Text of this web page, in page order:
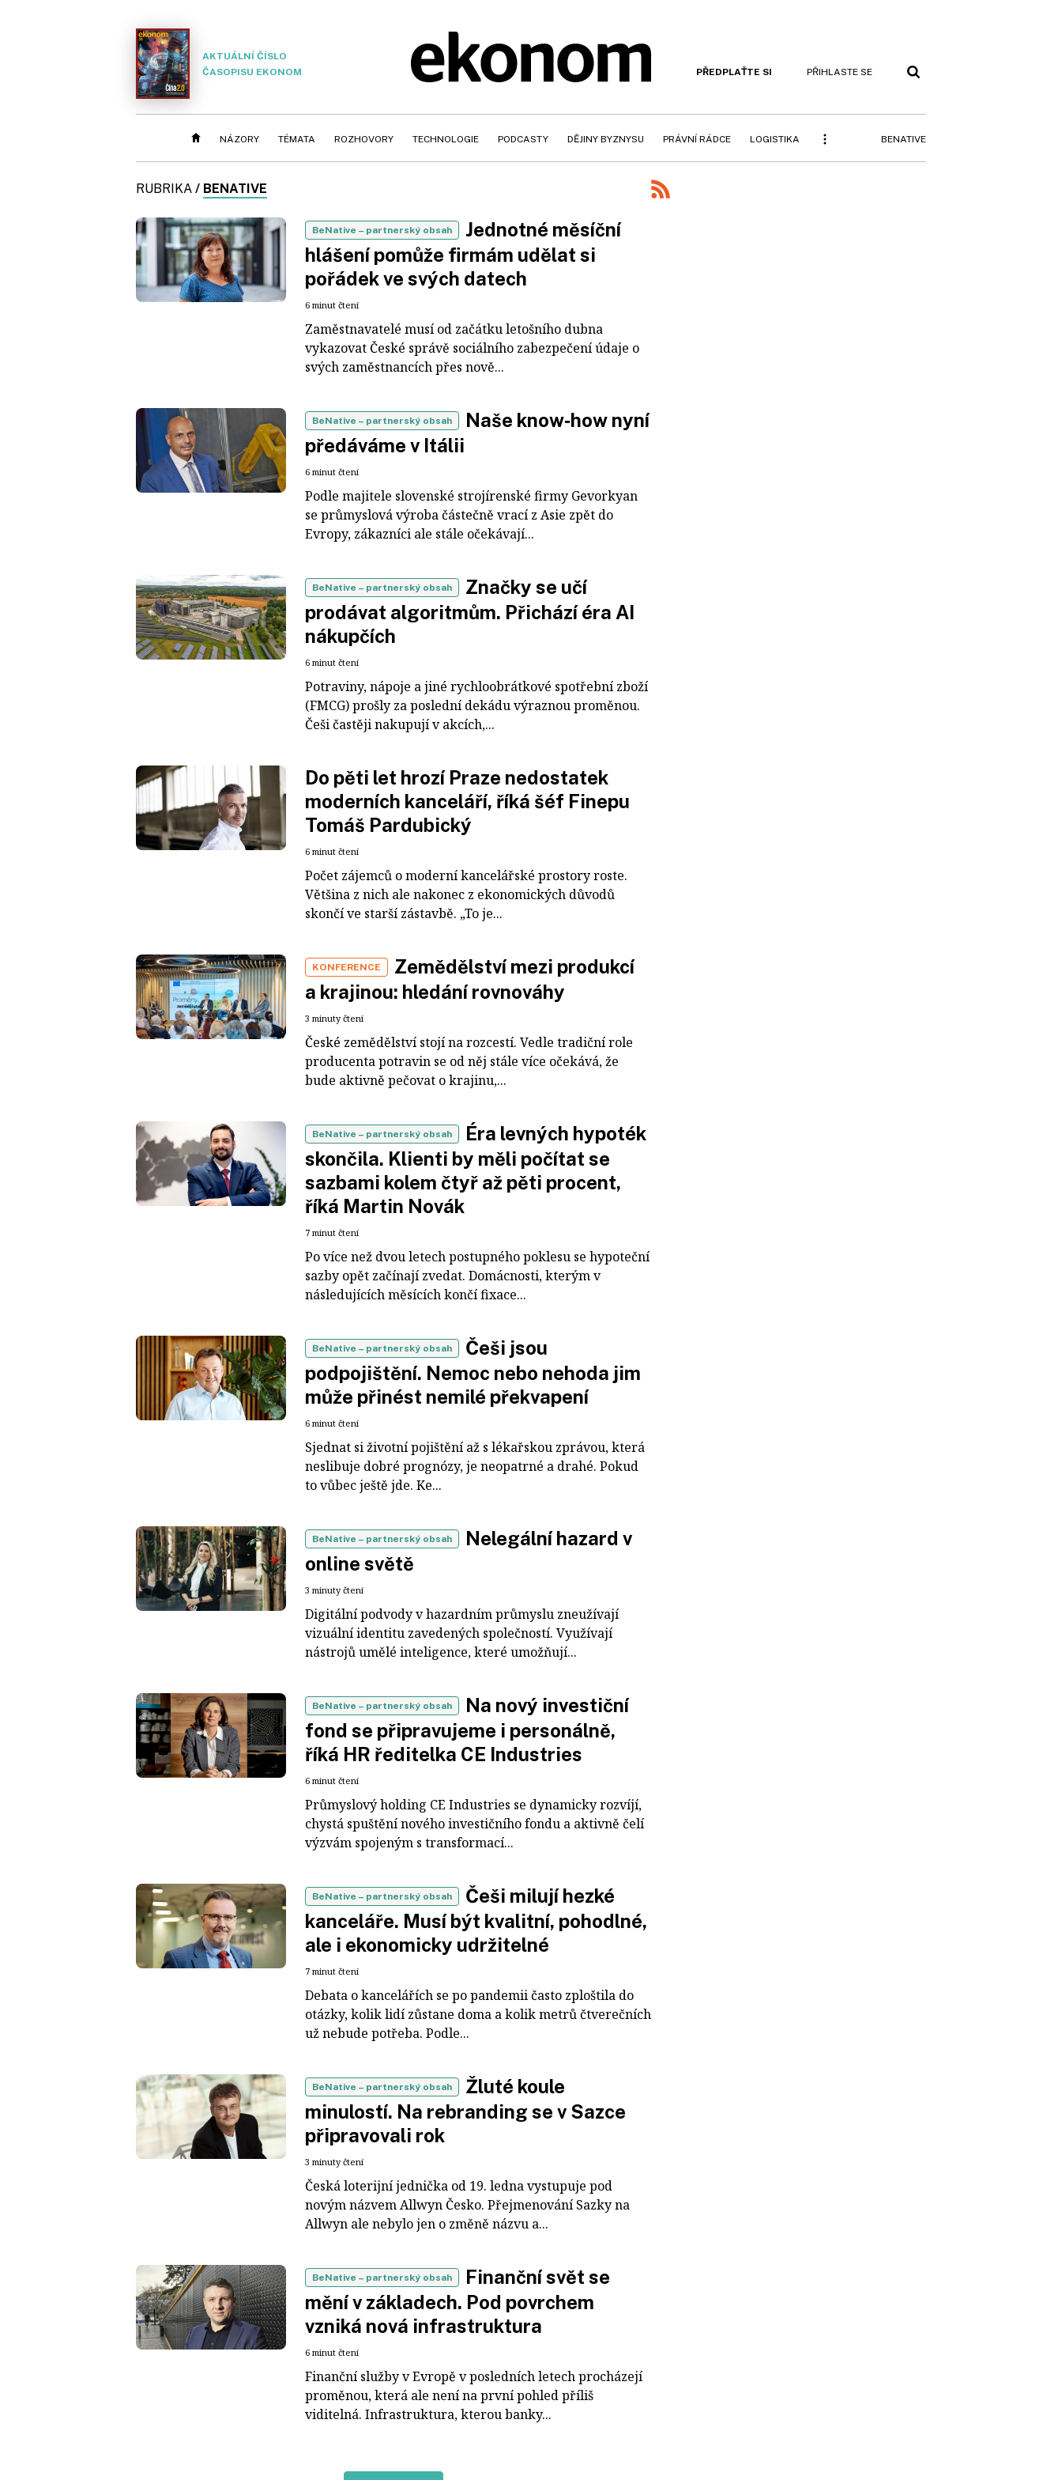
AKTUÁLNÍ ČÍSLO
ČASOPISU EKONOM
PŘEDPLAŤTE SI PŘIHLASTE SE
NÁZORY TÉMATA ROZHOVORY TECHNOLOGIE PODCASTY DĚJINY BYZNYSU PRÁVNÍ RÁDCE LOGISTIKA BENATIVE
RUBRIKA / BENATIVE
BeNative – partnerský obsah
Jednotné měsíční
hlášení pomůže firmám udělat si
pořádek ve svých datech
6 minut čtení
Zaměstnavatelé musí od začátku letošního dubna
vykazovat České správě sociálního zabezpečení údaje o
svých zaměstnancích přes nově...
BeNative – partnerský obsah
Naše know‑how nyní
předáváme v Itálii
6 minut čtení
Podle majitele slovenské strojírenské firmy Gevorkyan
se průmyslová výroba částečně vrací z Asie zpět do
Evropy, zákazníci ale stále očekávají...
BeNative – partnerský obsah
Značky se učí
prodávat algoritmům. Přichází éra AI
nákupčích
6 minut čtení
Potraviny, nápoje a jiné rychloobrátkové spotřební zboží
(FMCG) prošly za poslední dekádu výraznou proměnou.
Češi častěji nakupují v akcích,...
Do pěti let hrozí Praze nedostatek
moderních kanceláří, říká šéf Finepu
Tomáš Pardubický
6 minut čtení
Počet zájemců o moderní kancelářské prostory roste.
Většina z nich ale nakonec z ekonomických důvodů
skončí ve starší zástavbě. „To je...
KONFERENCE
Zemědělství mezi produkcí
a krajinou: hledání rovnováhy
3 minuty čtení
České zemědělství stojí na rozcestí. Vedle tradiční role
producenta potravin se od něj stále více očekává, že
bude aktivně pečovat o krajinu,...
BeNative – partnerský obsah
Éra levných hypoték
skončila. Klienti by měli počítat se
sazbami kolem čtyř až pěti procent,
říká Martin Novák
7 minut čtení
Po více než dvou letech postupného poklesu se hypoteční
sazby opět začínají zvedat. Domácnosti, kterým v
následujících měsících končí fixace...
BeNative – partnerský obsah
Češi jsou
podpojištění. Nemoc nebo nehoda jim
může přinést nemilé překvapení
6 minut čtení
Sjednat si životní pojištění až s lékařskou zprávou, která
neslibuje dobré prognózy, je neopatrné a drahé. Pokud
to vůbec ještě jde. Ke...
BeNative – partnerský obsah
Nelegální hazard v
online světě
3 minuty čtení
Digitální podvody v hazardním průmyslu zneužívají
vizuální identitu zavedených společností. Využívají
nástrojů umělé inteligence, které umožňují...
BeNative – partnerský obsah
Na nový investiční
fond se připravujeme i personálně,
říká HR ředitelka CE Industries
6 minut čtení
Průmyslový holding CE Industries se dynamicky rozvíjí,
chystá spuštění nového investičního fondu a aktivně čelí
výzvám spojeným s transformací...
BeNative – partnerský obsah
Češi milují hezké
kanceláře. Musí být kvalitní, pohodlné,
ale i ekonomicky udržitelné
7 minut čtení
Debata o kancelářích se po pandemii často zploštila do
otázky, kolik lidí zůstane doma a kolik metrů čtverečních
už nebude potřeba. Podle...
BeNative – partnerský obsah
Žluté koule
minulostí. Na rebranding se v Sazce
připravovali rok
3 minuty čtení
Česká loterijní jednička od 19. ledna vystupuje pod
novým názvem Allwyn Česko. Přejmenování Sazky na
Allwyn ale nebylo jen o změně názvu a...
BeNative – partnerský obsah
Finanční svět se
mění v základech. Pod povrchem
vzniká nová infrastruktura
6 minut čtení
Finanční služby v Evropě v posledních letech procházejí
proměnou, která ale není na první pohled příliš
viditelná. Infrastruktura, kterou banky...